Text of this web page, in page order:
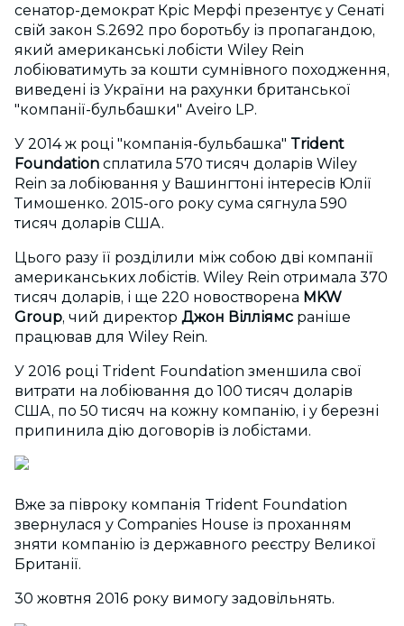
сенатор-демократ Кріс Мерфі презентує у Сенаті
свій закон S.2692 про боротьбу із пропагандою,
який американські лобісти Wiley Rein
лобіюватимуть за кошти сумнівного походження,
виведені із України на рахунки британської
"компанії-бульбашки" Aveiro LP.
У 2014 ж році "компанія-бульбашка" Trident
Foundation сплатила 570 тисяч доларів Wiley
Rein за лобіювання у Вашингтоні інтересів Юлії
Тимошенко. 2015-ого року сума сягнула 590
тисяч доларів США.
Цього разу її розділили між собою дві компанії
американських лобістів. Wiley Rein отримала 370
тисяч доларів, і ще 220 новостворена MKW
Group, чий директор Джон Вілліямс раніше
працював для Wiley Rein.
У 2016 році Trident Foundation зменшила свої
витрати на лобіювання до 100 тисяч доларів
США, по 50 тисяч на кожну компанію, і у березні
припинила дію договорів із лобістами.
Вже за півроку компанія Trident Foundation
звернулася у Companies House із проханням
зняти компанію із державного реєстру Великої
Британії.
30 жовтня 2016 року вимогу задовільнять.